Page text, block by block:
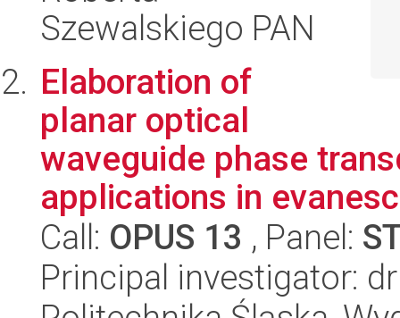
Szewalskiego PAN
Elaboration of
planar optical
waveguide phase
applications in
Call: OPUS 13 , Panel:
Principal investigator: